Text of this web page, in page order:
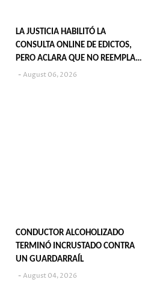
LA JUSTICIA HABILITÓ LA
CONSULTA ONLINE DE EDICTOS,
PERO ACLARA QUE NO REEMPLAZA
SU PUBLICACIÓN EN DIARIOS
August 06, 2026
CONDUCTOR ALCOHOLIZADO
TERMINÓ INCRUSTADO CONTRA
UN GUARDARRAÍL
August 04, 2026